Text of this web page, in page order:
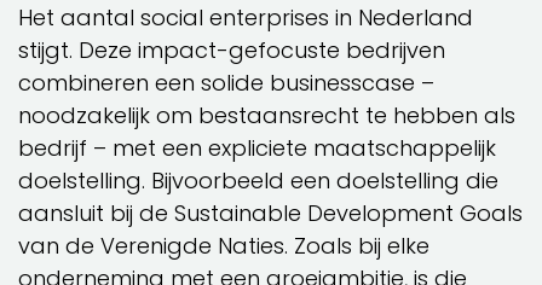
Het aantal social enterprises in Nederland
stijgt. Deze impact-gefocuste bedrijven
combineren een solide businesscase –
noodzakelijk om bestaansrecht te hebben als
bedrijf – met een expliciete maatschappelijk
doelstelling. Bijvoorbeeld een doelstelling die
aansluit bij de Sustainable Development Goals
van de Verenigde Naties. Zoals bij elke
onderneming met een groeiambitie, is die